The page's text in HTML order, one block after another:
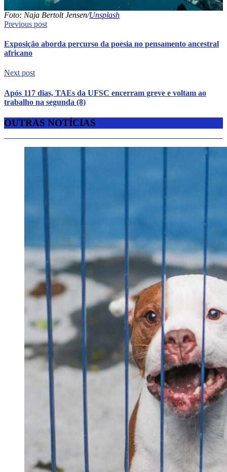
Foto: Naja Bertolt Jensen/Unsplash
Previous post
Exposição aborda percurso da poesia no pensamento ancestral
africano
Next post
Após 117 dias, TAEs da UFSC encerram greve e voltam ao
trabalho na segunda (8)
OUTRAS NOTÍCIAS